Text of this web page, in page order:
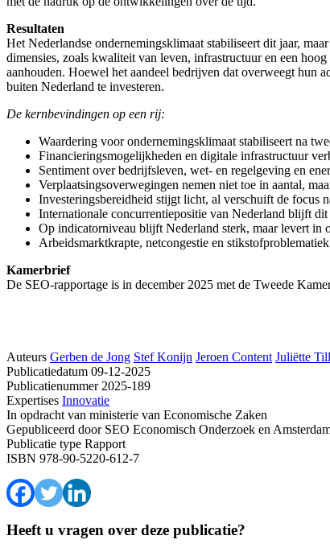
Resultaten
Het Nederlandse ondernemingsklimaat stabiliseert dit jaar,
dimensies, zoals kwaliteit van leven, infrastructuur en een
aanhouden. Hoewel het aandeel bedrijven dat overweegt hun
buiten Nederland te investeren.
De kernbevindingen op een rij:
Waardering voor ondernemingsklimaat stabiliseert na
Financieringsmogelijkheden en digitale infrastructuur
Sentiment over bedrijfsleven, wet- en regelgeving en
Verplaatsingsoverwegingen nemen niet toe in aantal,
Investeringsbereidheid stijgt licht, al verschuift de focus
Internationale concurrentiepositie van Nederland blijft dit
Op indicatorniveau blijft Nederland sterk, maar levert in
Arbeidsmarktkrapte, netcongestie en
Kamerbrief
De SEO-rapportage is in december 2025 met de Tweede
Auteurs Gerben de Jong Stef Konijn Jeroen Content Juliëtte
Publicatiedatum 09-12-2025
Publicatienummer2025-189
Expertises Innovatie
In opdracht van ministerie van Economische Zaken
Gepubliceerd doorSEO Economisch Onderzoek en
Publicatie type Rapport
ISBN 978-90-5220-612-7
Heeft u vragen over deze publicatie?